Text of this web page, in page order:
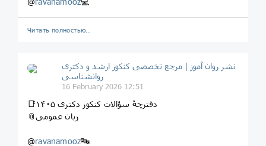
Читать полностью…
نشر روان‌ آموز | مرجع تخصصی کنکور ارشد و دکتری
روانشناسی
16 February 2026 12:51
📑دفترچهٔ سؤالات کنکور دکتری ۱۴۰۵
📎زبان عمومی
@ravanamooz🔤